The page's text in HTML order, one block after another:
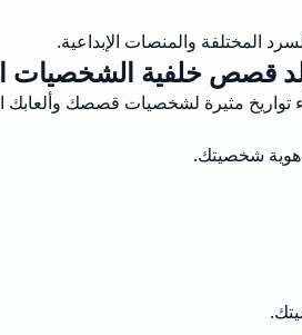
قصص خلفية الشخصيات
مثيرة لشخصيات قصصك وألعابك
هوية شخصيتك.